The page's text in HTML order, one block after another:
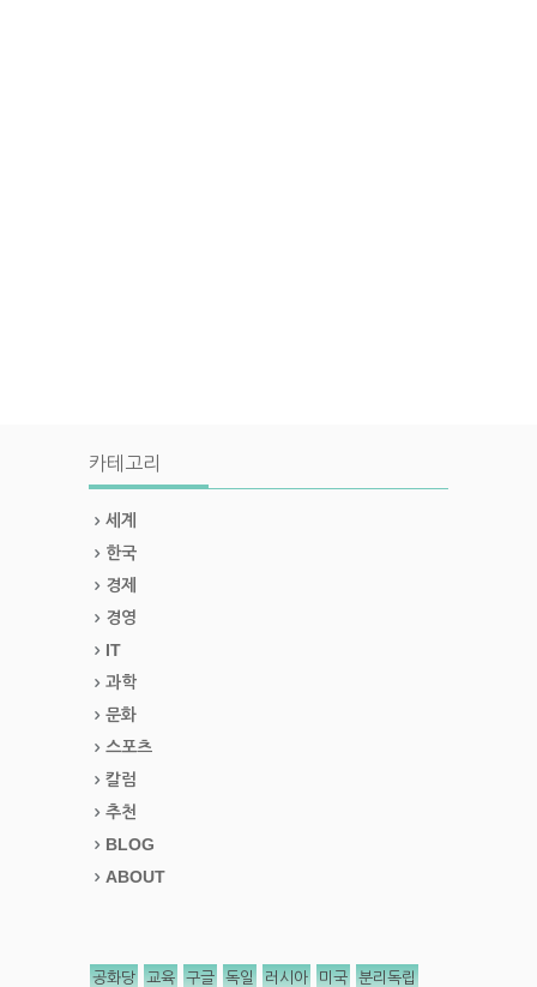
카테고리
세계
한국
경제
경영
IT
과학
문화
스포츠
칼럼
추천
BLOG
ABOUT
공화당 교육 구글 독일 러시아 미국 분리독립